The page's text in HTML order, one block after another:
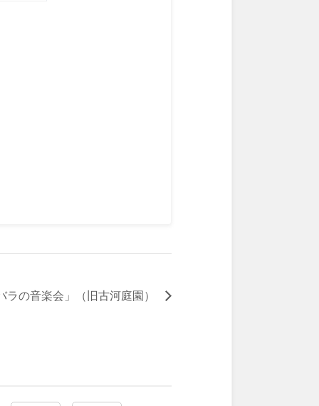
の音楽会」（旧古河庭園）